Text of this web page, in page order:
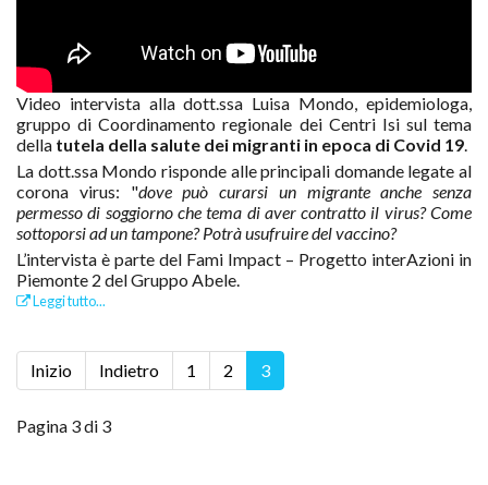
Video intervista alla dott.ssa Luisa Mondo, epidemiologa,
gruppo di Coordinamento regionale dei Centri Isi sul tema
della tutela della salute dei migranti in epoca di Covid 19
La dott.ssa Mondo risponde alle principali domande legate al
corona virus: "dove può curarsi un migrante anche senza
permesso di soggiorno che tema di aver contratto il virus? Come
sottoporsi ad un tampone? Potrà usufruire del vaccino?
L’intervista è parte del Fami Impact – Progetto interAzioni in
Piemonte 2 del Gruppo Abele.
Leggi tutto...
Inizio Indietro 1 2 3
Pagina 3 di 3